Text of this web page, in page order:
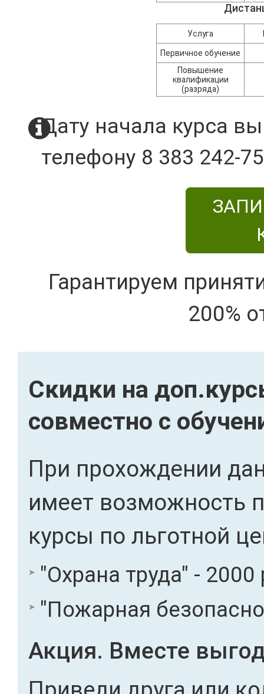
Услуга
Первичное обучение
Повышение
квалификации
(разряда)
Дату начала курса
телефону 8 383 242-
Гарантируем
200%
Скидки на
совместно с
При прохождении
имеет возможность
курсы по льготной
"Охрана труда" - 2000
"Пожарная
Акция. Вместе